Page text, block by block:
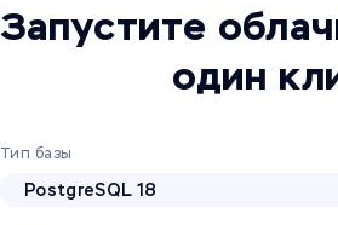
Запустите
один
Тип базы
PostgreSQL 18